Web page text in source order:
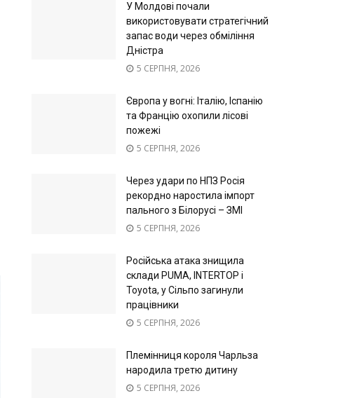
У Молдові почали
використовувати стратегічний
запас води через обміління
Дністра
5 СЕРПНЯ, 2026
Європа у вогні: Італію, Іспанію
та Францію охопили лісові
пожежі
5 СЕРПНЯ, 2026
Через удари по НПЗ Росія
рекордно наростила імпорт
пального з Білорусі – ЗМІ
5 СЕРПНЯ, 2026
Російська атака знищила
склади PUMA, INTERTOP і
Toyota, у Сільпо загинули
працівники
5 СЕРПНЯ, 2026
Племінниця короля Чарльза
народила третю дитину
5 СЕРПНЯ, 2026